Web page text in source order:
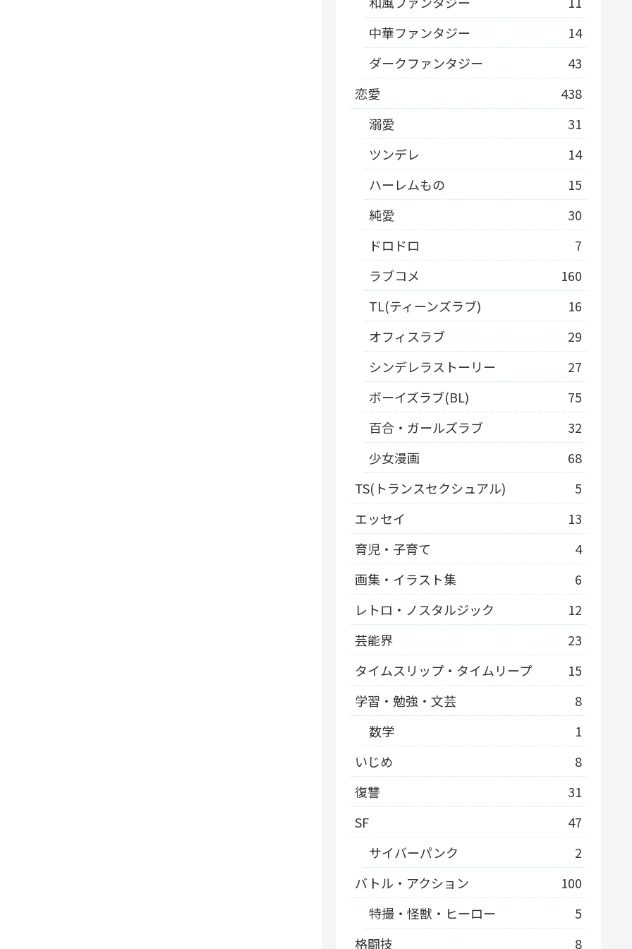
中華ファンタジー
14
ダークファンタジー
43
恋愛
438
溺愛
31
ツンデレ
14
ハーレムもの
15
純愛
30
ドロドロ
7
ラブコメ
160
TL(ティーンズラブ)
16
オフィスラブ
29
シンデレラストーリー
27
ボーイズラブ(BL)
75
百合・ガールズラブ
32
少女漫画
68
TS(トランスセクシュアル)
5
エッセイ
13
育児・子育て
4
画集・イラスト集
6
レトロ・ノスタルジック
12
芸能界
23
タイムスリップ・タイムリープ
15
学習・勉強・文芸
8
数学
1
いじめ
8
復讐
31
SF
47
サイバーパンク
2
バトル・アクション
100
特撮・怪獣・ヒーロー
5
格闘技
8